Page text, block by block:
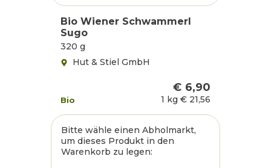
Bio Wiener Schwammerl
Sugo
320 g
Hut & Stiel GmbH
Bio
€ 6,90
1 kg € 21,56
Bitte wähle einen Abholmarkt,
um dieses Produkt in den
Warenkorb zu legen: